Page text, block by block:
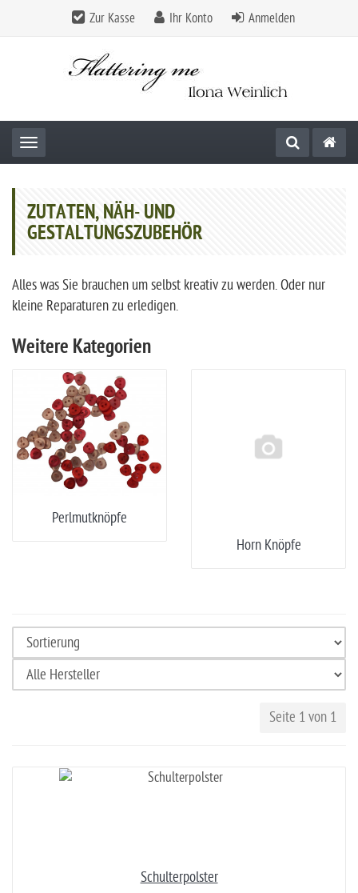
Zur Kasse Ihr Konto Anmelden
Toggle navigation
ZUTATEN, NÄH- UND
GESTALTUNGSZUBEHÖR
Alles was Sie brauchen um selbst kreativ zu werden. Oder nur
kleine Reparaturen zu erledigen.
Weitere Kategorien
Perlmutknöpfe
Horn Knöpfe
Seite 1 von 1
Schulterpolster